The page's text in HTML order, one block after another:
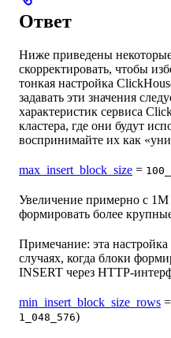
Ответ
Ниже приведены
скорректировать, чтобы
тонкая настройка
задавать эти значения
характеристик сервиса
кластера, где они будут
воспринимайте их как
max_insert_block_size =
Увеличение примерно с
формировать более
Примечание: эта настройка
случаях, когда блоки
INSERT через HTTP-
min_insert_block_size_rows =
1_048_576)